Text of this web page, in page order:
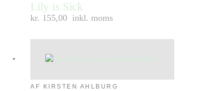
Lily is Sick
kr. 155,00 inkl. moms
AF KIRSTEN AHLBURG